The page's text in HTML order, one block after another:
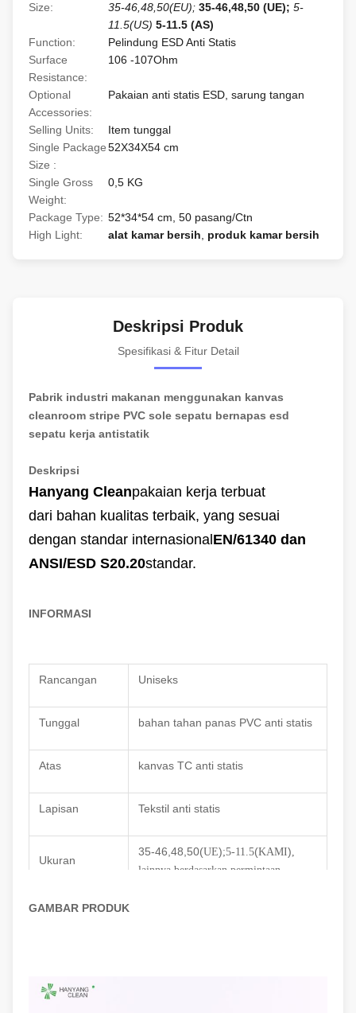
Size:
35-46,48,50(EU); 35-46,48,50 (UE); 5-
11.5(US) 5-11.5 (AS)
Function:
Pelindung ESD Anti Statis
Surface
Resistance:
106 -107Ohm
Optional
Accessories:
Pakaian anti statis ESD, sarung tangan
Selling Units:
Item tunggal
Single Package
Size :
52X34X54 cm
Single Gross
Weight:
0,5 KG
Package Type: 52*34*54 cm, 50 pasang/Ctn
High Light:
alat kamar bersih produk kamar bersih
Deskripsi Produk
Spesifikasi & Fitur Detail
Pabrik industri makanan menggunakan kanvas
cleanroom stripe PVC sole sepatu bernapas esd
sepatu kerja antistatik
Deskripsi
Hanyang Cleanpakaian kerja terbuat
dari bahan kualitas terbaik, yang sesuai
dengan standar internasional EN/61340 dan
ANSI/ESD S20.20standar.
INFORMASI
Rancangan Uniseks
Tunggal bahan tahan panas PVC anti statis
Atas kanvas TC anti statis
Lapisan Tekstil anti statis
Ukuran
35-46,48,50(UE);5-11.5(KAMI),
lainnya berdasarkan permintaan
Resistansi
GAMBAR PRODUK